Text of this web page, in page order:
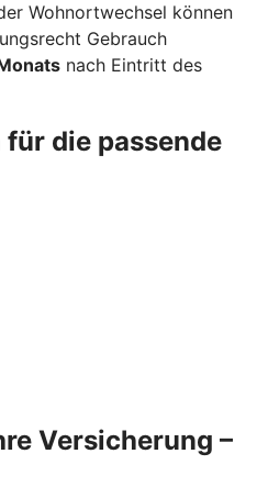
Wohnortwechsel können
Gebrauch
nach Eintritt des
die passende
Versicherung –